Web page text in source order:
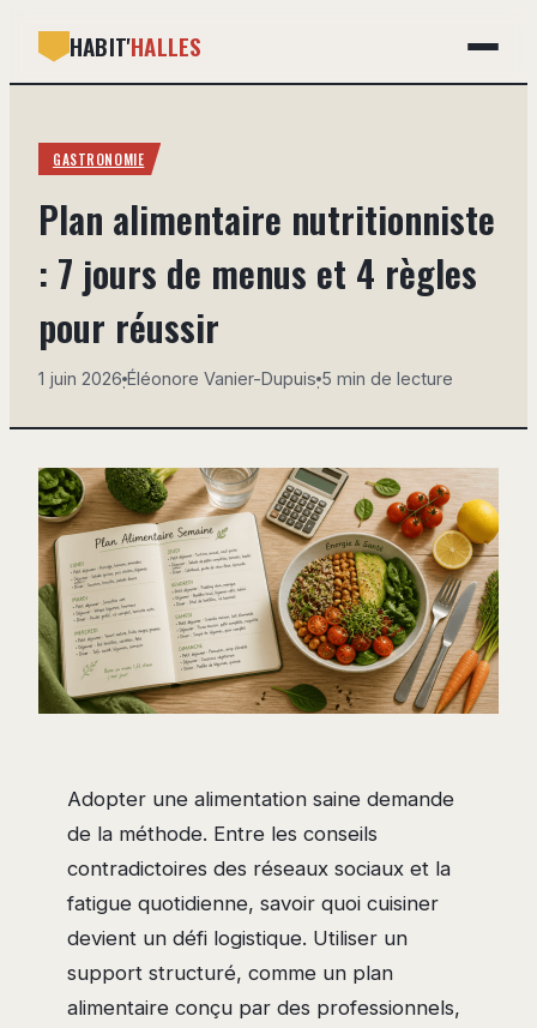
HABIT'HALLES
BRICOLAGE
DÉCO
IMMOBILIER
MAISON
GASTRONOMIE
Plan alimentaire nutritionniste
: 7 jours de menus et 4 règles
pour réussir
1 juin 2026·Éléonore Vanier-Dupuis·5 min de lecture
Adopter une alimentation saine demande
de la méthode. Entre les conseils
contradictoires des réseaux sociaux et la
fatigue quotidienne, savoir quoi cuisiner
devient un défi logistique. Utiliser un
support structuré, comme un plan
alimentaire conçu par des professionnels,